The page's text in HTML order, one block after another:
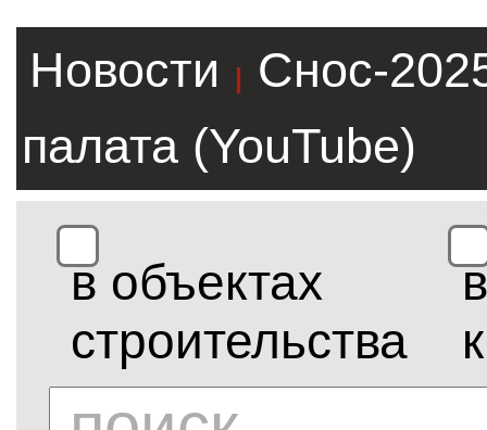
Новости |
Снос-
палата (YouTube)
в объектах
строительства
в